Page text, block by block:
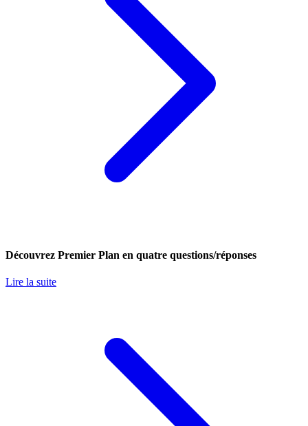
Découvrez Premier Plan en quatre questions/réponses
Lire la suite